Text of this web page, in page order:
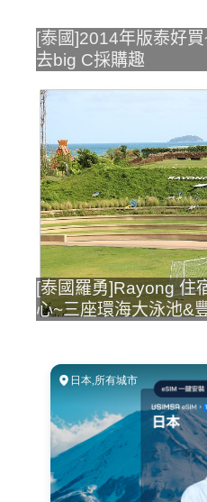
[泰國]2014年版泰好
去big C採購趣
[泰國羅勇]Rayong 住
心~三座環海大泳池&